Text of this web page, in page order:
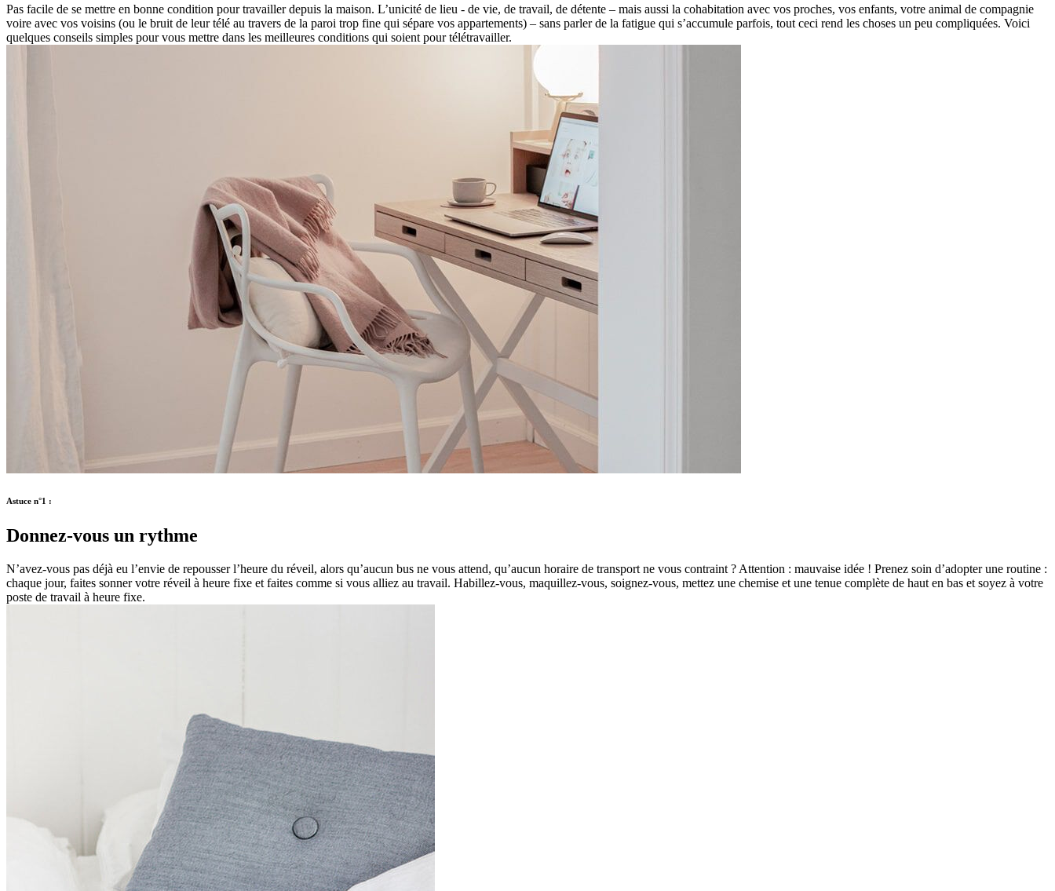
Pas facile de se mettre en bonne condition pour travailler depuis la maison. L’unicité de lieu - de vie, de travail, de détente – mais aussi la cohabitation avec vos proches, vos enfants, votre animal de compagnie
voire avec vos voisins (ou le bruit de leur télé au travers de la paroi trop fine qui sépare vos appartements) – sans parler de la fatigue qui s’accumule parfois, tout ceci rend les choses un peu compliquées. Voici
quelques conseils simples pour vous mettre dans les meilleures conditions qui soient pour télétravailler.
Astuce n°1 :
Donnez-vous un rythme
N’avez-vous pas déjà eu l’envie de repousser l’heure du réveil, alors qu’aucun bus ne vous attend, qu’aucun horaire de transport ne vous contraint ? Attention : mauvaise idée ! Prenez soin d’adopter une routine :
chaque jour, faites sonner votre réveil à heure fixe et faites comme si vous alliez au travail. Habillez-vous, maquillez-vous, soignez-vous, mettez une chemise et une tenue complète de haut en bas et soyez à votre
poste de travail à heure fixe.